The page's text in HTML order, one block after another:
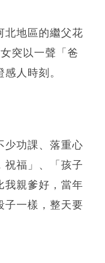
北地區的繼父花
突以一聲「爸
人時刻。
少功課、落重心
祝福」、「孩子
我親爹好，當年
子一樣，整天要